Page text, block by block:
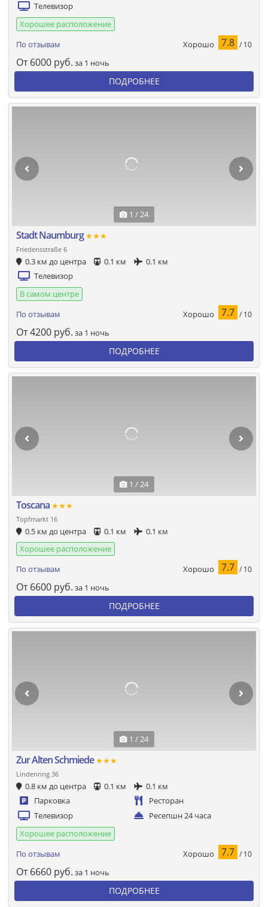
Телевизор
Хорошее расположение
По отзывам
Хорошо 7.8 / 10
От 6000 руб. за 1 ночь
ПОДРОБНЕЕ
1 / 24
Stadt Naumburg★★★
Friedensstraße 6
0.3 км до центра 0.1 км
0.1 км
Телевизор
В самом центре
По отзывам
Хорошо 7.7 / 10
От4200 руб. за 1 ночь
ПОДРОБНЕЕ
1 / 24
Toscana ★★★
Topfmarkt 16
0.5 км до центра 0.1 км
0.1 км
Хорошее расположение
По отзывам
Хорошо 7.7 / 10
От 6600 руб. за 1 ночь
ПОДРОБНЕЕ
1 / 24
Zur Alten Schmiede★★★
Lindenring 36
0.8 км до центра 0.1 км
0.1 км
Парковка
Ресторан
Телевизор
Ресепшн 24 часа
Хорошее расположение
По отзывам
Хорошо 7.7 / 10
От 6660 руб. за 1 ночь
ПОДРОБНЕЕ